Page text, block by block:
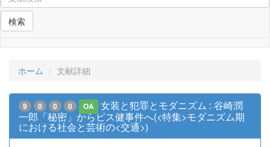
検索
ホーム 文献詳細
9 0 0 0 OA
女装と犯罪とモダニズム : 谷崎潤
一郎「秘密」からピス健事件へ(<特集>モダニズム期
における社会と芸術の<交通>)